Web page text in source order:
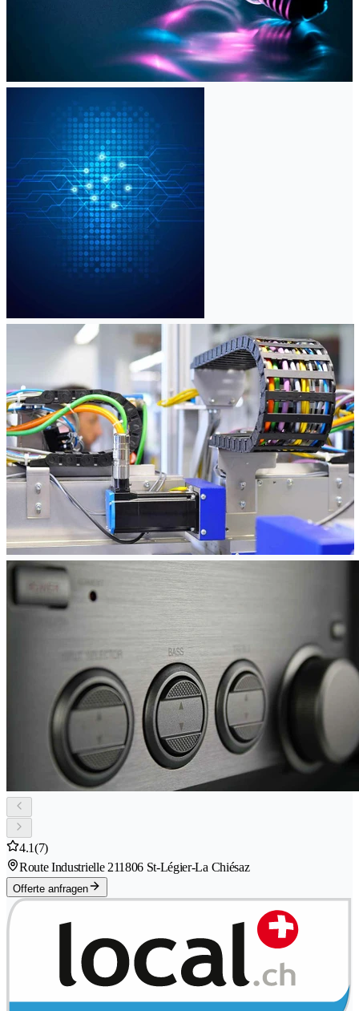
4.1(7)
Route Industrielle 211806 St-Légier-La Chiésaz
Offerte anfragen